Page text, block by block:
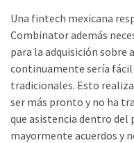
Una fintech mexicana
Combinator además
para la adquisición sobre
continuamente serí­a fácil
tradicionales. Esto
ser más pronto y no ha
que asistencia dentro del
mayormente acuerdos y